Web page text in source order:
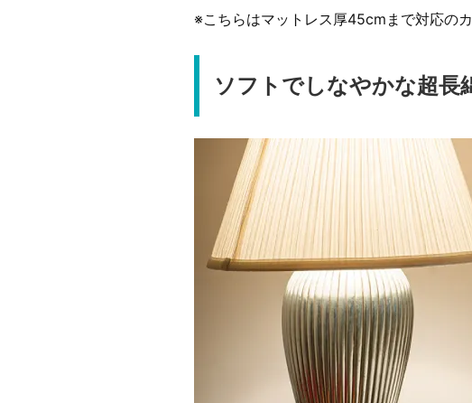
※こちらはマットレス厚45cmまで対応のカ
ソフトでしなやかな超長